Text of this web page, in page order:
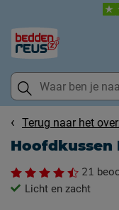
Terug naar het
Hoofdkussen
21
Licht en zacht